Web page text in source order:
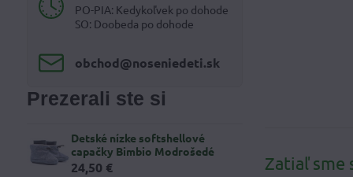
Zatiaľ sme
PO-PIA: Kedykoľvek po dohode
SO: Doobeda po dohode
obchod​@noseniedeti​.sk
Prezerali ste si
Detské nízke softshellové
capačky Bimbio Modrošedé
24,50 €